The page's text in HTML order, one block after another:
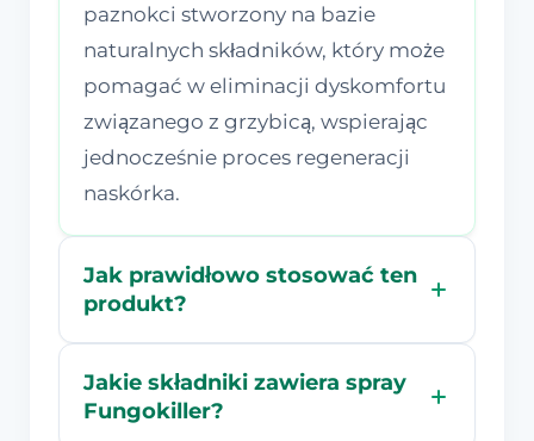
paznokci stworzony na bazie
naturalnych składników, który może
pomagać w eliminacji dyskomfortu
związanego z grzybicą, wspierając
jednocześnie proces regeneracji
naskórka.
Jak prawidłowo stosować ten
produkt?
Jakie składniki zawiera spray
Fungokiller?